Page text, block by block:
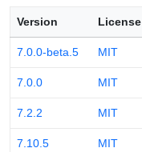
Version License
7.0.0-beta.5 MIT
7.0.0 MIT
7.2.2 MIT
7.10.5 MIT